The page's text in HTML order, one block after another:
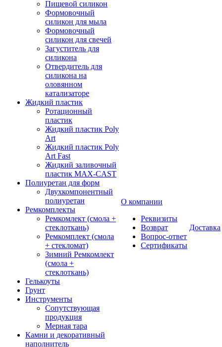
Пищевой силикон
Формовочный
силикон для мыла
Формовочный
силикон для свечей
Загуститель для
силикона
Отвердитель для
силикона на
оловянном
катализаторе
Жидкий пластик
Ротационный
пластик
Жидкий пластик Poly
Art
Жидкий пластик Poly
Art Fast
Жидкий заливочный
пластик MAX-CAST
Полиуретан для форм
Двухкомпонентный
полиуретан
Ремкомплекты
Ремкомлект (смола +
стеклоткань)
Ремкомплект (смола
+ стекломат)
Зимний Ремкомлект
(смола +
стеклоткань)
Гелькоуты
Грунт
Инструменты
Сопутствующая
продукция
Мерная тара
Камни и декоративный
наполнитель
О компании
Реквизиты
Возврат
Вопрос-ответ
Сертификаты
Доставка